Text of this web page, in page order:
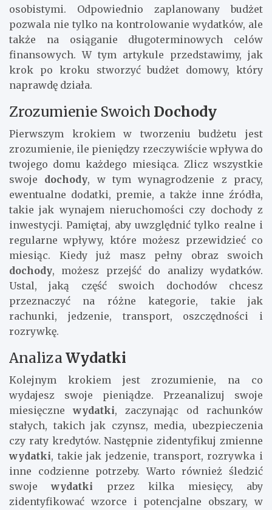
osobistymi. Odpowiednio zaplanowany budżet
pozwala nie tylko na kontrolowanie wydatków, ale
także na osiąganie długoterminowych celów
finansowych. W tym artykule przedstawimy, jak
krok po kroku stworzyć budżet domowy, który
naprawdę działa.
Zrozumienie Swoich Dochody
Pierwszym krokiem w tworzeniu budżetu jest
zrozumienie, ile pieniędzy rzeczywiście wpływa do
twojego domu każdego miesiąca. Zlicz wszystkie
swoje dochody, w tym wynagrodzenie z pracy,
ewentualne dodatki, premie, a także inne źródła,
takie jak wynajem nieruchomości czy dochody z
inwestycji. Pamiętaj, aby uwzględnić tylko realne i
regularne wpływy, które możesz przewidzieć co
miesiąc. Kiedy już masz pełny obraz swoich
dochody, możesz przejść do analizy wydatków.
Ustal, jaką część swoich dochodów chcesz
przeznaczyć na różne kategorie, takie jak
rachunki, jedzenie, transport, oszczędności i
rozrywkę.
AnalizaWydatki
Kolejnym krokiem jest zrozumienie, na co
wydajesz swoje pieniądze. Przeanalizuj swoje
miesięcznewydatki, zaczynając od rachunków
stałych, takich jak czynsz, media, ubezpieczenia
czy raty kredytów. Następnie zidentyfikuj zmienne
wydatki, takie jak jedzenie, transport, rozrywka i
inne codzienne potrzeby. Warto również śledzić
swojewydatki przez kilka miesięcy, aby
zidentyfikować wzorce i potencjalne obszary, w